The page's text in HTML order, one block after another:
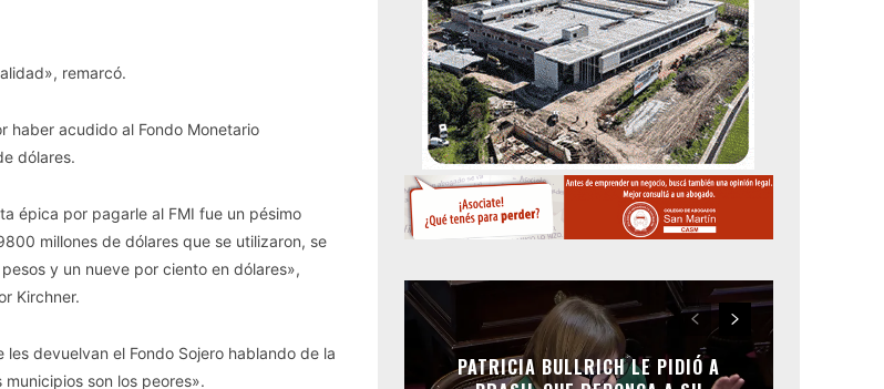
remarcó.
haber acudido al Fondo Monetario
dólares.
épica por pagarle al FMI fue un pésimo
millones de dólares que se utilizaron, se
y un nueve por ciento en dólares»,
Kirchner.
devuelvan el Fondo Sojero hablando de la
son los peores».
PATRICIA BULLRICH LE PIDIÓ A